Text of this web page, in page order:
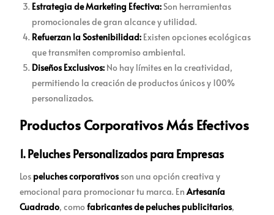
Estrategia de Marketing Efectiva: Son herramientas
promocionales de gran alcance y utilidad.
Refuerzan la Sostenibilidad: Existen opciones ecológicas
que transmiten compromiso ambiental.
Diseños Exclusivos: No hay límites en la creatividad,
permitiendo la creación de productos únicos y 100%
personalizados.
Productos Corporativos Más Efectivos
1. Peluches Personalizados para Empresas
Los peluches corporativosson una opción creativa y
emocional para promocionar tu marca. EnArtesanía
Cuadrado, comofabricantes de peluches publicitarios,